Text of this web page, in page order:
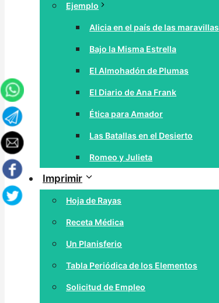
Ejemplo
Alicia en el país de las maravillas
Bajo la Misma Estrella
El Almohadón de Plumas
El Diario de Ana Frank
Ética para Amador
Las Batallas en el Desierto
Romeo y Julieta
Imprimir
Hoja de Rayas
Receta Médica
Un Planisferio
Tabla Periódica de los Elementos
Solicitud de Empleo